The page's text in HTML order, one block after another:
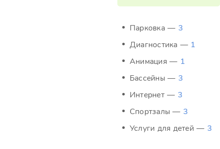
Парковка — 3
Диагностика — 1
Анимация — 1
Бассейны — 3
Интернет — 3
Спортзалы — 3
Услуги для детей — 3